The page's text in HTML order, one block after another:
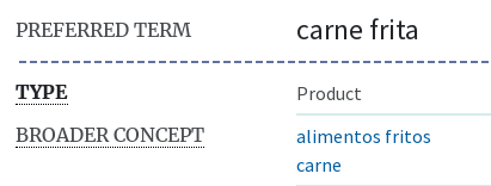
PREFERRED TERM carne frita
TYPE
Product
BROADER CONCEPT
alimentos fritos
carne